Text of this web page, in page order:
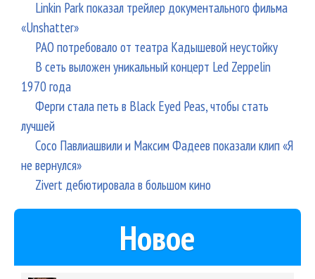
Linkin Park показал трейлер документального фильма
«Unshatter»
РАО потребовало от театра Кадышевой неустойку
В сеть выложен уникальный концерт Led Zeppelin
1970 года
Ферги стала петь в Black Eyed Peas, чтобы стать
лучшей
Сосо Павлиашвили и Максим Фадеев показали клип «Я
не вернулся»
Zivert дебютировала в большом кино
Новое